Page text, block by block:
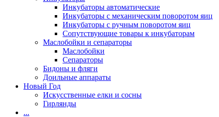
Инкубаторы автоматические
Инкубаторы с механическим поворотом яиц
Инкубаторы с ручным поворотом яиц
Сопутствующие товары к инкубаторам
Маслобойки и сепараторы
Маслобойки
Сепараторы
Бидоны и фляги
Доильные аппараты
Новый Год
Искусственные елки и сосны
Гирлянды
...